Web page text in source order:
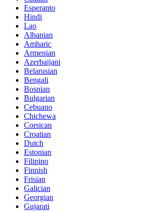
Esperanto
Hindi
Lao
Albanian
Amharic
Armenian
Azerbaijani
Belarusian
Bengali
Bosnian
Bulgarian
Cebuano
Chichewa
Corsican
Croatian
Dutch
Estonian
Filipino
Finnish
Frisian
Galician
Georgian
Gujarati